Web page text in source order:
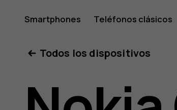
Guía
del
Smartphones Teléfonos clásicos
Todos los dispositivos